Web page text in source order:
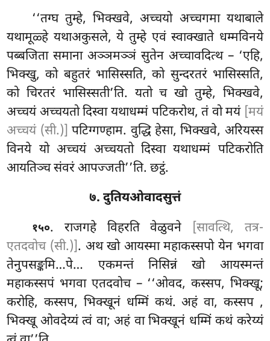
‘‘तग्घ तुम्हे, भिक्खवे, अच्चयो अच्चगमा यथाबाले
यथामूळ्हे यथाअकुसले, ये तुम्हे एवं स्वाक्खाते धम्मविनये
पब्बजिता समाना अञ्ञमञ्ञं सुतेन अच्चावदित्थ – ‘एहि,
भिक्खु, को बहुतरं भासिस्सति, को सुन्दरतरं भासिस्सति,
को चिरतरं भासिस्सती’ति. यतो च खो तुम्हे, भिक्खवे,
अच्चयं अच्चयतो दिस्वा यथाधम्मं पटिकरोथ, तं वो मयं [मयं
अच्चयं (सी.)] पटिग्गण्हाम. वुद्धि हेसा, भिक्खवे, अरियस्स
विनये यो अच्चयं अच्चयतो दिस्वा यथाधम्मं पटिकरोति
आयतिञ्च संवरं आपज्जती’’ति. छट्ठं.
७. दुतियओवादसुत्तं
१५०. राजगहे विहरति वेळुवने
[सावत्थि, तत्र-
एतदवोच (सी.)]. अथ खो आयस्मा महाकस्सपो येन भगवा
तेनुपसङ्कमि…पे… एकमन्तं निसिन्नं खो आयस्मन्तं
महाकस्सपं भगवा एतदवोच – ‘‘ओवद, कस्सप, भिक्खू;
करोहि, कस्सप, भिक्खूनं धम्मिं कथं. अहं वा, कस्सप ,
भिक्खू ओवदेय्यं त्वं वा; अहं वा भिक्खूनं धम्मिं कथं करेय्यं